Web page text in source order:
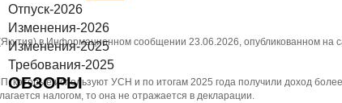
Отпуск-2026
Изменения-2026
Изменения-2025
Требования-2025
ОБЗОРЫ
в Информационном сообщении 23.06.2026, опубликованном на
которые используют УСН и по итогам 2025 года получили доход
налогом, то она не отражается в декларации.